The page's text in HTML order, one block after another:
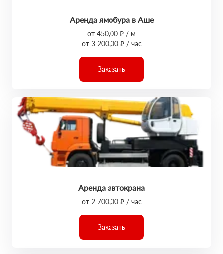
Аренда ямобура в Аше
от 450,00 ₽ / м
от 3 200,00 ₽ / час
Заказать
Аренда автокрана
от 2 700,00 ₽ / час
Заказать